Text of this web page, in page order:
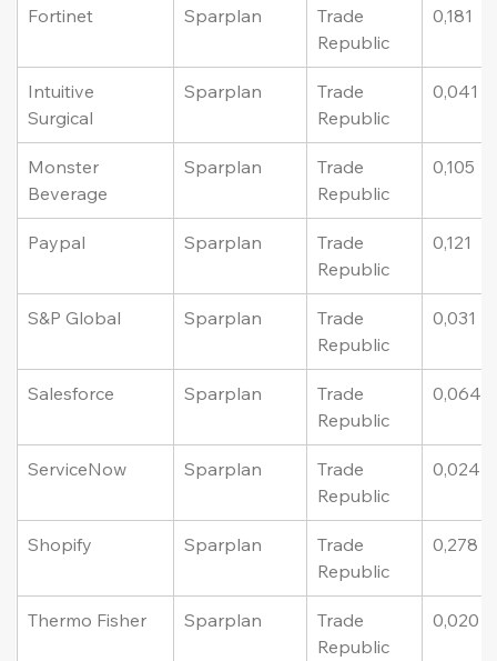
Fortinet Sparplan
Trade
Republic
0,181
Intuitive
Surgical
Sparplan
Trade
Republic
0,041
Monster
Beverage
Sparplan
Trade
Republic
0,105
Paypal Sparplan
Trade
Republic
0,121
S&P Global Sparplan
Trade
Republic
0,031
Salesforce Sparplan
Trade
Republic
0,064
ServiceNow Sparplan
Trade
Republic
0,024
Shopify Sparplan
Trade
Republic
0,278
Thermo Fisher Sparplan
Trade
Republic
0,020